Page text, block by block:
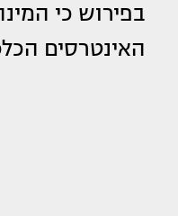
בפירוש כי
האינטרסים